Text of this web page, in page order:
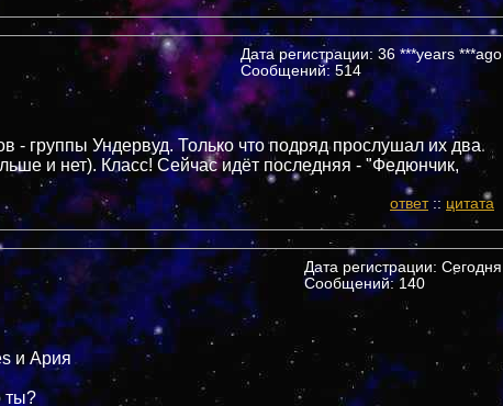
Дата регистрации: 36 ***years ***ago
Сообщений: 514
- группы Ундервуд. Только что подряд прослушал их два
и нет). Класс! Сейчас идёт последняя - "Федюнчик,
ответ:: цитата
Дата регистрации: Сегодня
Сообщений: 140
и Ария
ты?